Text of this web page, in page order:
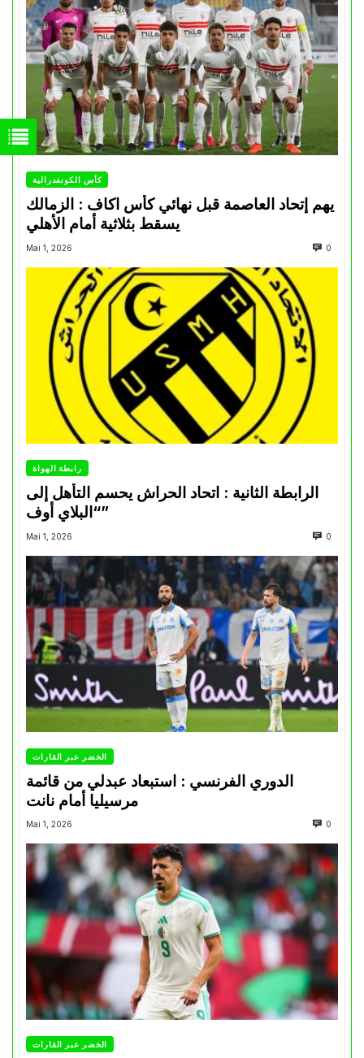
كأس الكونفدرالية
يهم إتحاد العاصمة قبل نهائي كأس اكاف : الزمالك
Mai 1, 2026 0
رابطة الهواة
الرابطة الثانية : اتحاد الحراش يحسم التأهل إلى
“البلاي أوف”
Mai 1, 2026 0
الخضر عبر القارات
الدوري الفرنسي : استبعاد عبدلي من قائمة
مرسيليا أمام نانت
Mai 1, 2026 0
الخضر عبر القارات